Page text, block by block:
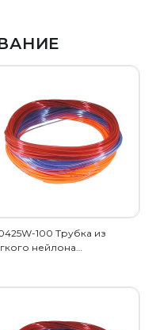
100 Трубка из
нейлона…